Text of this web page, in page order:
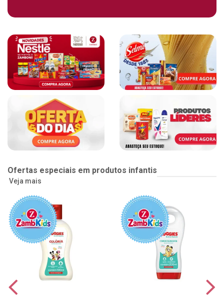
Ofertas especiais em produtos infantis
Veja mais